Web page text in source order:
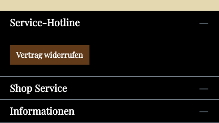
Service-Hotline
Vertrag widerrufen
Shop Service
Informationen